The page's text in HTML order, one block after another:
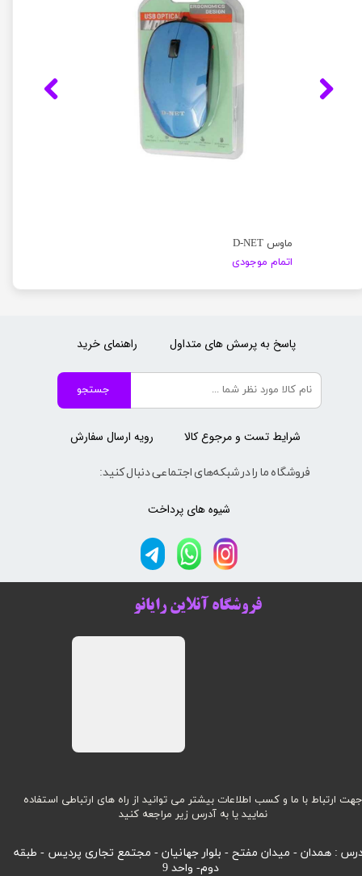
ماوس D-NET
اتمام موجودی
جهت ارتباط با ما و کسب اطلاعات بیشتر می توانید از راه های ارتباطی استفاده
نمایید یا به آدرس زیر مراجعه کنید
: همدان - میدان مفتح - بلوار جهانیان - مجتمع تجاری پردیس - طبقه
دوم- واحد 9
فروشگاه آنلاین رایانو
جستجو
فروشگاه ما را در شبکه‌های اجتماعی دنبال کنید:
رویه ارسال سفارش
راهنمای خرید
شیوه های پرداخت
پاسخ به پرسش های متداول
شرایط تست و مرجوع کالا